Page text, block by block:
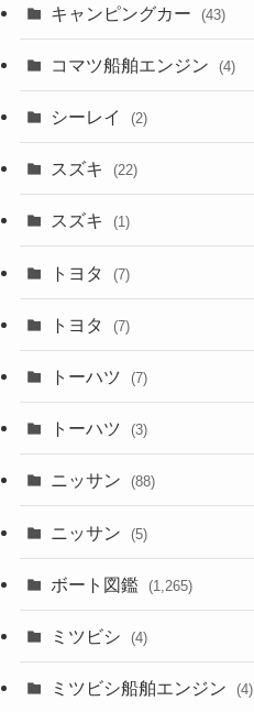
キャンピングカー (43)
コマツ船舶エンジン (4)
シーレイ (2)
スズキ (22)
スズキ (1)
トヨタ (7)
トヨタ (7)
トーハツ (7)
トーハツ (3)
ニッサン (88)
ニッサン (5)
ボート図鑑 (1,265)
ミツビシ (4)
ミツビシ船舶エンジン (4)